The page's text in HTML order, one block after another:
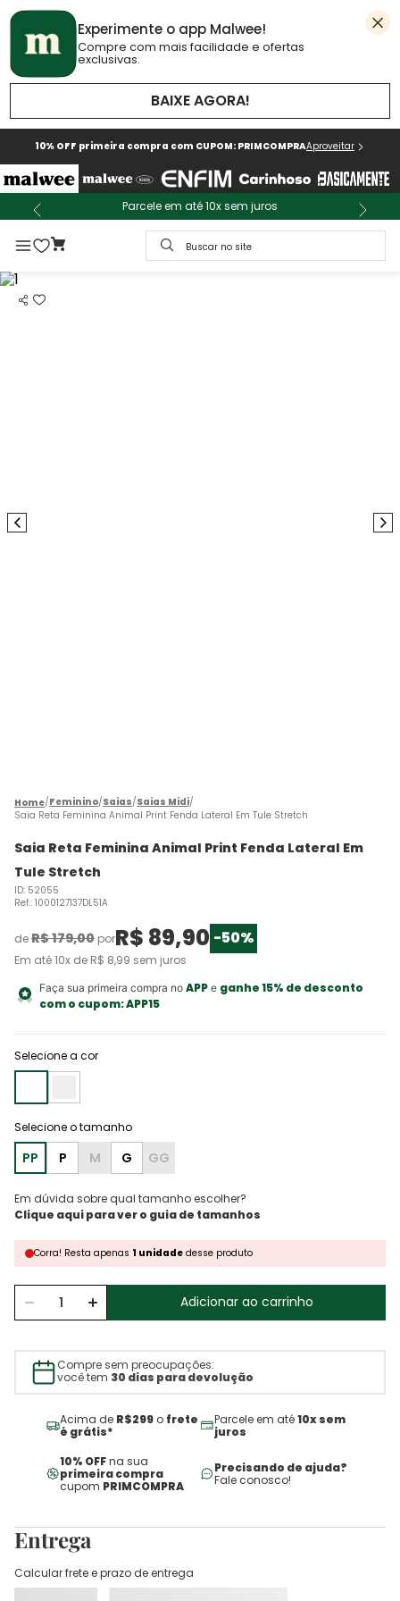
Experimente o app Malwee!
Compre com mais facilidade e ofertas
exclusivas.
BAIXE AGORA!
10% OFF primeira compra com CUPOM: PRIMCOMPRAAproveitar
Parcele em até 10x sem juros
Buscar no site
Feminino Saias Saias Midi
Saia Reta Feminina Animal Print Fenda Lateral Em Tule Stretch
Saia Reta Feminina Animal Print Fenda Lateral Em
Tule Stretch
ID: 52055
Ref.: 1000127137DL51A
deR$179,00 porR$ 89,90 -50%
Em até10x de R$ 8,99 sem juros
Faça sua primeira compra no APPe ganhe 15% de desconto
com o cupom:APP15
Selecione a cor
PP P M G GG
Em dúvida sobre qual tamanho escolher?
Corra! Resta apenas 1 unidade desse produto
Adicionar ao carrinho
Compre sem preocupações:
você tem 30 dias para devolução
Acima de R$299 o frete
é grátis*
Parcele em até10x sem
juros
10% OFFna sua
primeira compra
cupom PRIMCOMPRA
Precisando de ajuda?
Fale conosco!
Entrega
Calcular frete e prazo de entrega